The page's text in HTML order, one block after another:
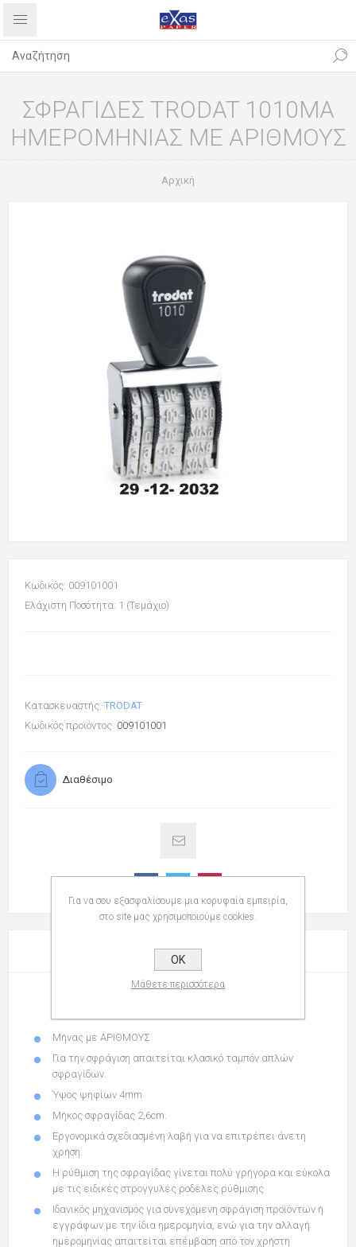
ΣΦΡΑΓΙΔΕΣ TRODAT 1010MA
ΗΜΕΡΟΜΗΝΙΑΣ ME ΑΡΙΘΜΟΥΣ
Αρχική
Κωδικός: 009101001
Ελάχιστη Ποσότητα: 1 (Τεμάχιο)
Κατασκευαστής: TRODAT
Κωδικός προϊόντος: 009101001
Διαθέσιμο
ΠΕΡΙΓΡΑΦΉ
Μήνας με ΑΡΙΘΜΟΥΣ
Για την σφράγιση απαιτείται κλασικό ταμπόν απλών
σφραγίδων.
Ύψος ψηφίων 4mm
Μήκος σφραγίδας 2,6cm.
Εργονομικά σχεδιασμένη λαβή για να επιτρέπει άνετη
χρήση.
Η ρύθμιση της σφραγίδας γίνεται πολύ γρήγορα και εύκολα
με τις ειδικές στρογγυλές ροδέλες ρύθμισης
Ιδανικός μηχανισμός για συνεχόμενη σφράγιση προϊόντων ή
εγγράφων με την ίδια ημερομηνία, ενώ για την αλλαγή
ημερομηνίας απαιτείται επέμβαση από τον χρήστη
Για να σου εξασφαλίσουμε μια κορυφαία εμπειρία,
στο site μας χρησιμοποιούμε cookies.
OK
Μάθετε περισσότερα